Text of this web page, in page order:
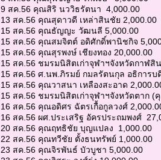
9 สค.56 คุณสิริ นววิธรัตนา 4,000.00
13 สค.56 คุณสุดาวดี เหล่าสินชัย 2,000.00
15 สค.56 คุณธัญญะ วัฒนลี 5,000.00
15 สค.56 คุณสมจิตต์ อดิศักดิ์พานิชกิจ
15 สค.56 คุณสุรพงษ์ เชียงทอง 20,000.00
15 สค.56 ชมรมนิสิตเก่าจุฬาฯจังหวัดกาฬสิ
15 สค.56 ศ.นพ.ภิรมย์ กมลรัตนกุล อธิการบ
15 สค.56 คุณวาสนา เหลืองสะอาด
15 สค.56 ชมรมนิสิตเก่าจุฬาฯจังหวัดตาก
16 สค.56 คุณอดิศร ฉัตรเกื้อกูลวงศ์
16 สค.56 ผศ.ประเสริฐ อัครประถมพงศ์
20 สค.56 คุณฤทธิชัย บุญแปลง 1,000.00
22 สค.56 คุณทวีชัย ตั้งธนทรัพย์ 1,000.00
23 สค.56 คุณจิรพันธ์ บัวบูชา 5,000.00